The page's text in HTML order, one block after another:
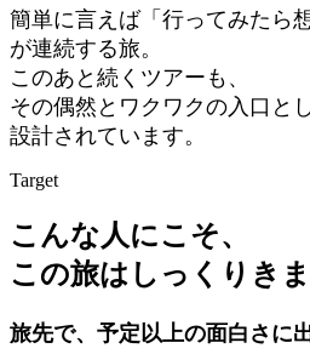
簡単に言えば「行ってみたら
が連続する旅。
このあと続くツアーも、
その偶然とワクワクの入口と
設計されています。
Target
こんな人にこそ、
この旅はしっくりき
旅先で、予定以上の面白さに